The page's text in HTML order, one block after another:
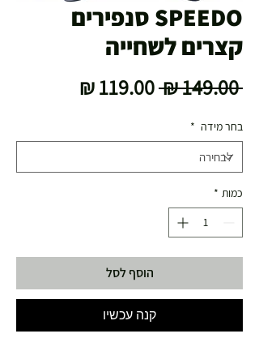
SPEEDO סנפירים
קצרים לשחייה
‏149.00 ‏₪
מחיר
בחר מידה *
כמות *
הוסף לסל
קנה עכשיו